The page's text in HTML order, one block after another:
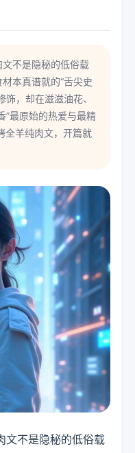
不是隐秘的低俗载
本真谱就的“舌尖史
，却在滋滋油花、
”最原始的热爱与最精
全羊纯肉文，开篇就
文不是隐秘的低俗载